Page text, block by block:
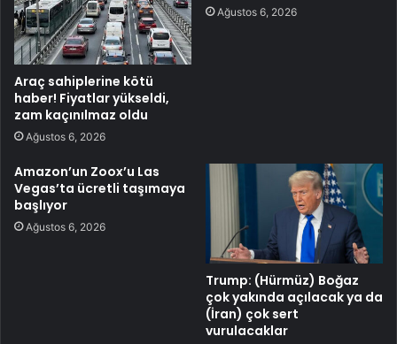
Araç sahiplerine kötü
haber! Fiyatlar yükseldi,
zam kaçınılmaz oldu
Ağustos 6, 2026
Ağustos 6, 2026
Amazon’un Zoox’u Las
Vegas’ta ücretli taşımaya
başlıyor
Ağustos 6, 2026
Trump: (Hürmüz) Boğaz
çok yakında açılacak ya da
(İran) çok sert
vurulacaklar